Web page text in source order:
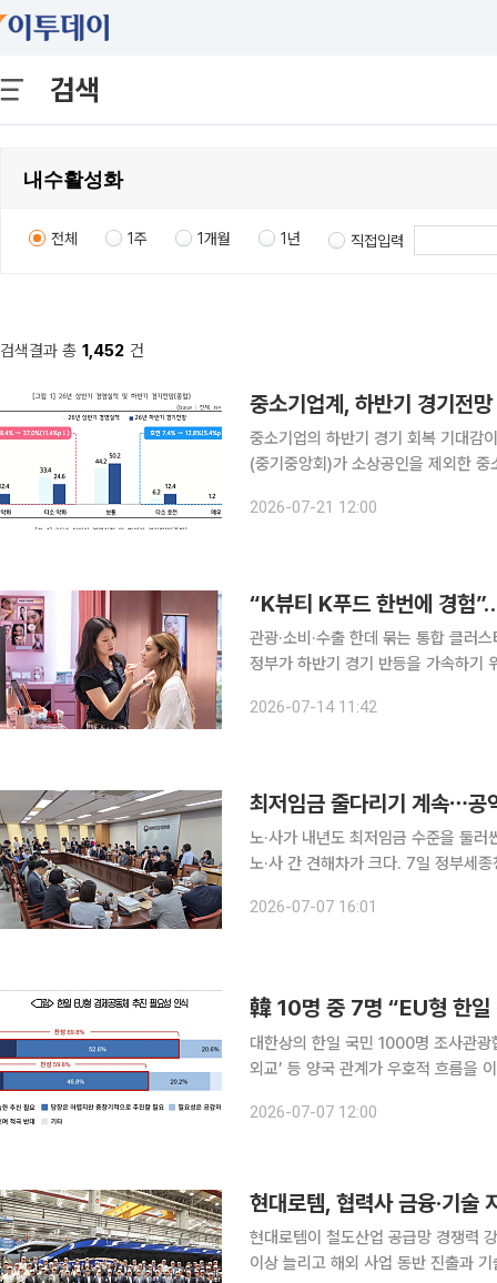
검색
전체 1주 1개월 1년 직접입력
검색결과 총 1,452 건
중소기업계, 하반기 경기
중소기업의 하반기 경기 회복 기대감이 상반
(중기중앙회)가 소상공인을 제외한
제조업 중소기업을 대상으로 전화 방
2026-07-21 12:00
관광·소비·수출 한데 묶는 통합 클러
정부가 하반기 경기 반등을 가속하기
브랜드를 체험하고 소비한 뒤 이를 글
2026-07-14 11:42
최저임금 줄다리기 계속⋯공
노·사가 내년도 최저임금 수준을 둘
노·사 간 견해차가 크다. 7일 정부세종청사에서 열린 최저임금위원회(최임위) 12차 전원회의에서
은 기간 소비자물가 상승률 2.4%의
2026-07-07 16:01
韓 10명 중 7명 “EU형 한
대한상의 한일 국민 1000명 조사관광협력도 韓
외교’ 등 양국 관계가 우호적 흐름을
(EU)과 같은 경제공동체를 추진해야
2026-07-07 12:00
현대로템, 협력사 금융·기술
현대로템이 철도산업 공급망 경쟁력
이상 늘리고 해외 사업 동반 진출과